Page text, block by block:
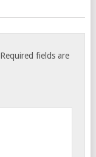
Required fields are